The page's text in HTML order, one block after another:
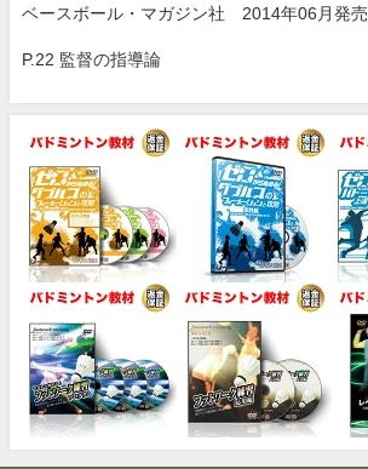
ベースボール・マガジン社 2014年06月発売
P.22 監督の指導論